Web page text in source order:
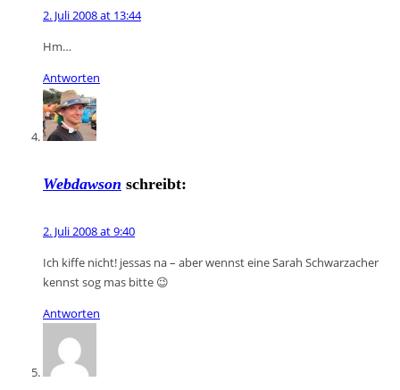
2. Juli 2008 at 13:44
Hm…
Antworten
Webdawson schreibt:
2. Juli 2008 at 9:40
Ich kiffe nicht! jessas na – aber wennst eine Sarah Schwarzacher
kennst sog mas bitte 😉
Antworten